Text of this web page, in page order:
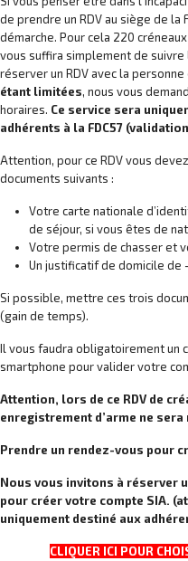
de prendre un RDV au siège de la
démarche. Pour cela 220
vous suffira simplement de
réserver un RDV avec la
étant limitées, nous vous
horaires. Ce service sera
adhérents à la FDC57
Attention, pour ce RDV vous
documents suivants :
Votre carte nationale
de séjour, si vous êtes de
Votre permis de chasser et
Un justificatif de domicile de
Si possible, mettre ces trois
(gain de temps).
Il vous faudra obligatoirement un
smartphone pour valider votre
Attention, lors de ce RDV de
enregistrement d’arme ne sera
Prendre un rendez-vous pour
Nous vous invitons à réserver
pour créer votre compte SIA.
uniquement destiné aux
CLIQUER ICI POUR